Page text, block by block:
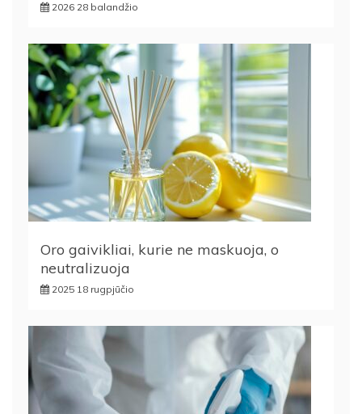
2026 28 balandžio
Oro gaivikliai, kurie ne maskuoja, o
neutralizuoja
2025 18 rugpjūčio